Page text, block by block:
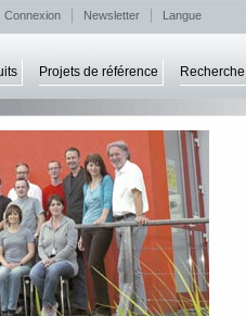
Connexion Newsletter Langue
Projets de référence Recherche